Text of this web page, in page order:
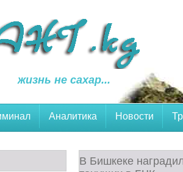
жизнь не сахар...
Аналитика Новости
В Бишкеке